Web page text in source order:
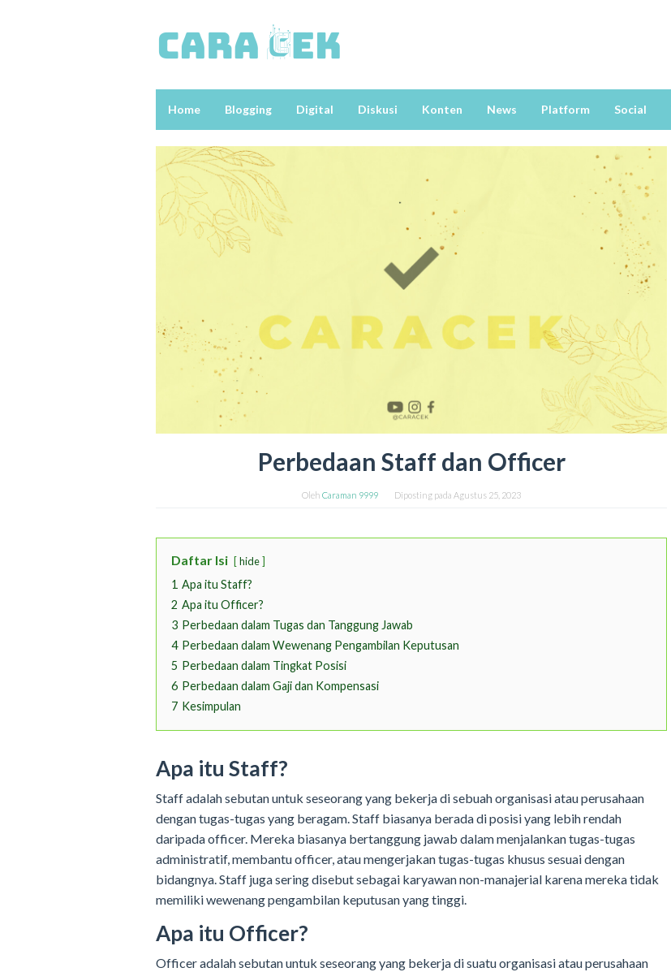
Home Blogging Digital Diskusi Konten News Platform Social
Perbedaan Staff dan Officer
Oleh Caraman 9999 Diposting pada Agustus 25, 2023
Daftar Isi hide
1 Apa itu Staff?
2 Apa itu Officer?
3 Perbedaan dalam Tugas dan Tanggung Jawab
4 Perbedaan dalam Wewenang Pengambilan Keputusan
5 Perbedaan dalam Tingkat Posisi
6 Perbedaan dalam Gaji dan Kompensasi
7 Kesimpulan
Apa itu Staff?
Staff adalah sebutan untuk seseorang yang bekerja di sebuah organisasi atau perusahaan
dengan tugas-tugas yang beragam. Staff biasanya berada di posisi yang lebih rendah
daripada officer. Mereka biasanya bertanggung jawab dalam menjalankan tugas-tugas
administratif, membantu officer, atau mengerjakan tugas-tugas khusus sesuai dengan
bidangnya. Staff juga sering disebut sebagai karyawan non-manajerial karena mereka tidak
memiliki wewenang pengambilan keputusan yang tinggi.
Apa itu Officer?
Officer adalah sebutan untuk seseorang yang bekerja di suatu organisasi atau perusahaan